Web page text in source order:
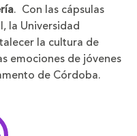
. Con las cápsulas
la Universidad
la cultura de
emociones de jóvenes
de Córdoba.